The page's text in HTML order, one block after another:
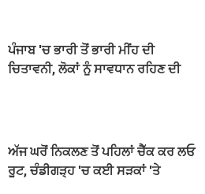
ਪੰਜਾਬ 'ਚ ਭਾਰੀ ਤੋਂ ਭਾਰੀ ਮੀਂਹ ਦੀ
ਚਿਤਾਵਨੀ, ਲੋਕਾਂ ਨੂੰ ਸਾਵਧਾਨ ਰਹਿਣ ਦੀ
ਅੱਜ ਘਰੋਂ ਨਿਕਲਣ ਤੋਂ ਪਹਿਲਾਂ ਚੈੱਕ ਕਰ ਲਓ
ਰੂਟ, ਚੰਡੀਗੜ੍ਹ 'ਚ ਕਈ ਸੜਕਾਂ 'ਤੇ